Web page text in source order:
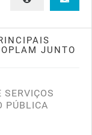
JUNTO
SERVIÇOS
PÚBLICA